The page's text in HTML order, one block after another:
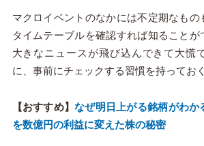
マクロイベントのなかには不定期なもの
タイムテーブルを確認すれば知ることが
大きなニュースが飛び込んできて大慌
に、事前にチェックする習慣を持ってお
【おすすめ】なぜ明日上がる銘柄がわ
を数億円の利益に変えた株の秘密